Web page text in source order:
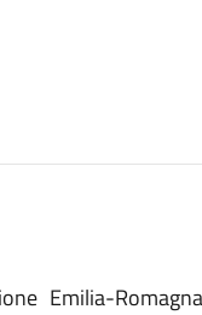
Emilia-